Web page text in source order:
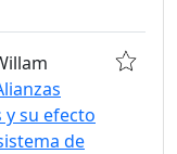
y su efecto
de